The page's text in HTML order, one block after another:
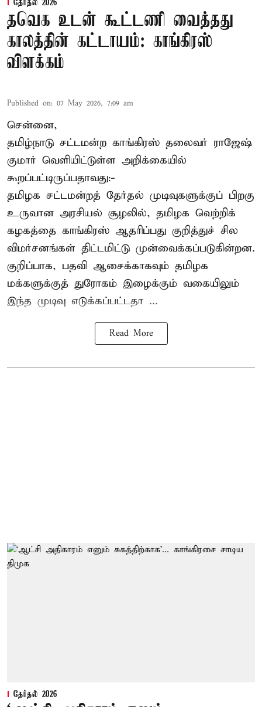
தேர்தல் 2026
தவெக உடன் கூட்டணி வைத்தது
காலத்தின் கட்டாயம்: காங்கிரஸ்
விளக்கம்
Published on: 07 May 2026, 7:09 am
சென்னை,
தமிழ்நாடு சட்டமன்ற காங்கிரஸ் தலைவர் ராஜேஷ்
குமார் வெளியிட்டுள்ள அறிக்கையில்
கூறப்பட்டிருப்பதாவது:-
தமிழக சட்டமன்றத் தேர்தல் முடிவுகளுக்குப் பிறகு
உருவான அரசியல் சூழலில், தமிழக வெற்றிக்
கழகத்தை காங்கிரஸ் ஆதரிப்பது குறித்துச் சில
விமர்சனங்கள் திட்டமிட்டு முன்வைக்கப்படுகின்றன.
குறிப்பாக, பதவி ஆசைக்காகவும் தமிழக
மக்களுக்குத் துரோகம் இழைக்கும் வகையிலும்
இந்த முடிவு எடுக்கப்பட்டதா ...
Read More
தேர்தல் 2026